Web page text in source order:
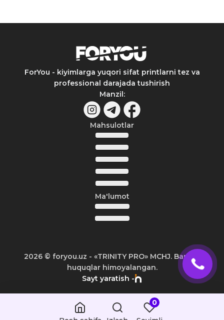
ForYou - kiyimlarga yuqori sifat printlarni tez va
professional darajada tushirish
Manzil:
Mahsulotlar
Ma'lumot
2026© foryou.uz - «TRINITY PRO» MCHJ. Barcha
huquqlar himoyalangan.
Sayt yaratish -
0